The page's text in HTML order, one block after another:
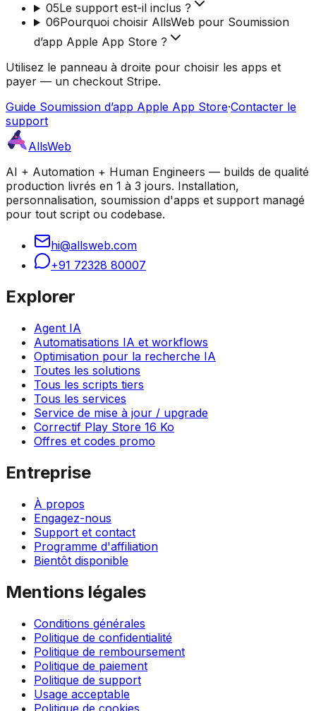
05Le support est-il inclus ?
06Pourquoi choisir AllsWeb pour Soumission
d’app Apple App Store ?
Utilisez le panneau à droite pour choisir les apps et
payer — un checkout Stripe.
Guide Soumission d’app Apple App Store·Contacter le
support
AllsWeb
AI + Automation + Human Engineers — builds de qualité
production livrés en 1 à 3 jours. Installation,
personnalisation, soumission d'apps et support managé
pour tout script ou codebase.
hi@allsweb.com
+91 72328 80007
Explorer
Agent IA
Automatisations IA et workflows
Optimisation pour la recherche IA
Toutes les solutions
Tous les scripts tiers
Tous les services
Service de mise à jour / upgrade
Correctif Play Store 16 Ko
Offres et codes promo
Entreprise
À propos
Engagez-nous
Support et contact
Programme d'affiliation
Bientôt disponible
Mentions légales
Conditions générales
Politique de confidentialité
Politique de remboursement
Politique de paiement
Politique de support
Usage acceptable
Politique de cookies